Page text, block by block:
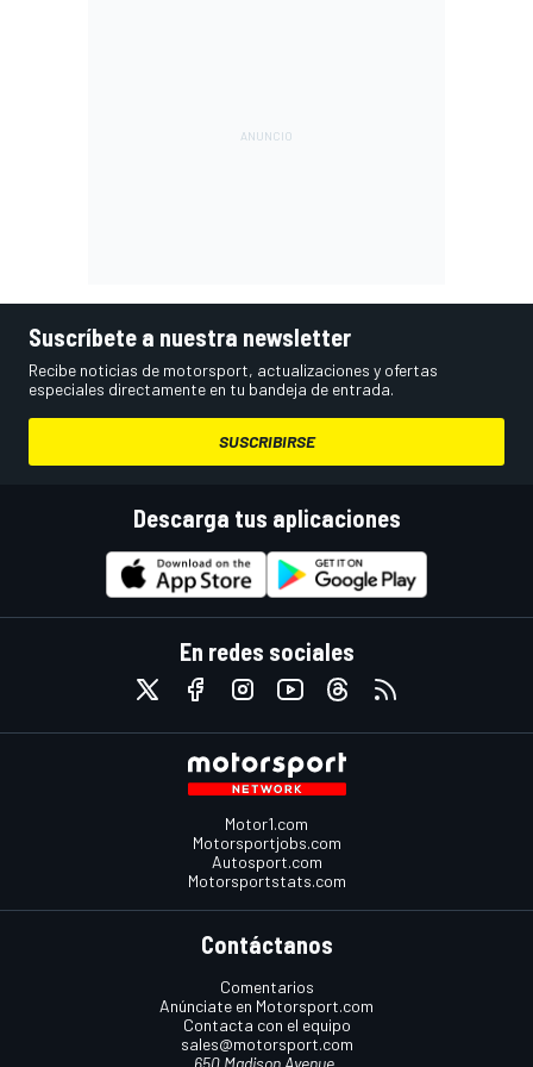
Suscríbete a nuestra newsletter
Recibe noticias de motorsport, actualizaciones y ofertas
especiales directamente en tu bandeja de entrada.
SUSCRIBIRSE
Descarga tus aplicaciones
En redes sociales
Motor1.com
Motorsportjobs.com
Autosport.com
Motorsportstats.com
Contáctanos
Comentarios
Anúnciate en Motorsport.com
Contacta con el equipo
sales@motorsport.com